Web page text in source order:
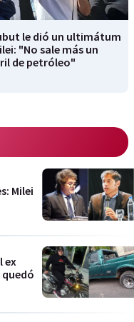
le dió un ultimátum
"No sale más un
de petróleo"
Milei
ex